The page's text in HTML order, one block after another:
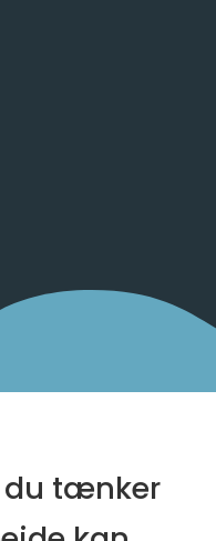
du tænker